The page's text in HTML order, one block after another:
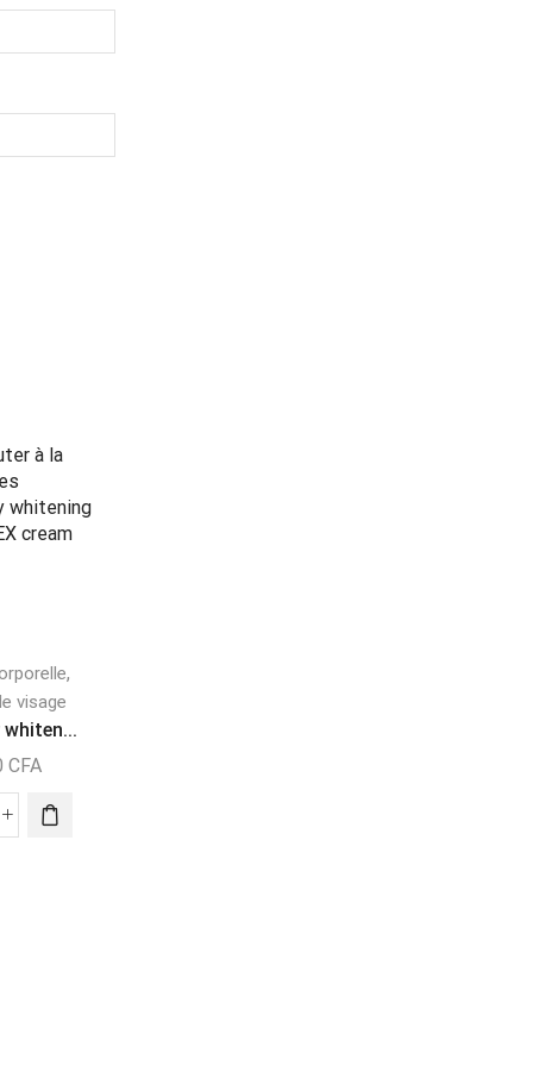
à la
,
visage
whiten...
CFA